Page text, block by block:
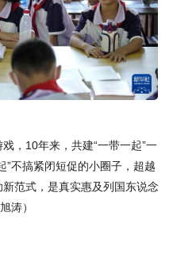
，10年来，共建“一带一起”一
”不搞紧闭短促的小圈子，超越
范式，是真实惠及列国东说念
涛）